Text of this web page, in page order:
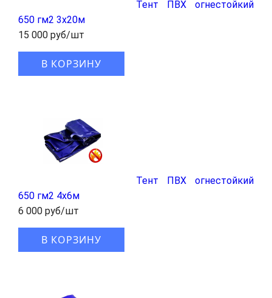
Тент ПВХ огнестойкий
650 гм2 3х20м
15 000 руб/шт
В КОРЗИНУ
Тент ПВХ огнестойкий
650 гм2 4х6м
6 000 руб/шт
В КОРЗИНУ